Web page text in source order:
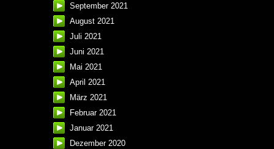
September 2021
August 2021
Juli 2021
Juni 2021
Mai 2021
April 2021
März 2021
Februar 2021
Januar 2021
Dezember 2020